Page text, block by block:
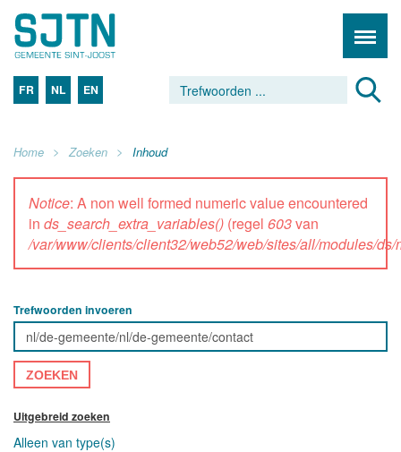
FR NL EN
Home Zoeken Inhoud
Notice: A non well formed numeric value encountered
in ds_search_extra_variables() (regel 603van
/var/www/clients/client32/web52/web/sites/all/modules/
Trefwoorden invoeren
ZOEKEN
Uitgebreid zoeken
Alleen van type(s)